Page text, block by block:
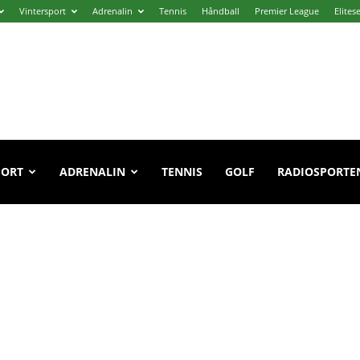
Vintersport Adrenalin Tennis Håndball Premier League
ADRENALIN TENNIS GOLF